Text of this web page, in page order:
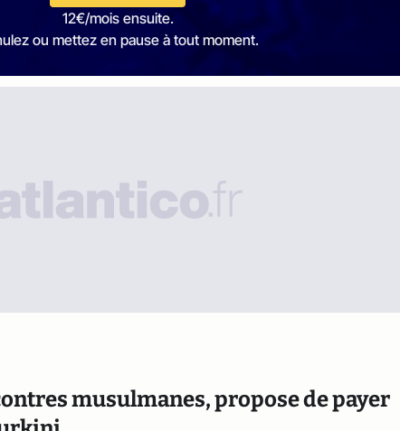
12€/mois ensuite.
ou mettez en pause à tout moment.
musulmanes, propose de payer